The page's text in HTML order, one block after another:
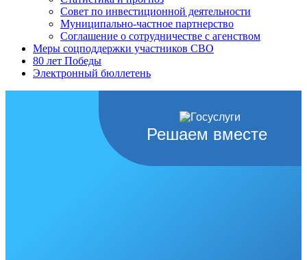
Совет по инвестиционной деятельности
Муниципально-частное партнерство
Соглашение о сотрудничестве с агенством
Меры соцподдержки участников СВО
80 лет Победы
Электронный бюллетень
Решаем вместе